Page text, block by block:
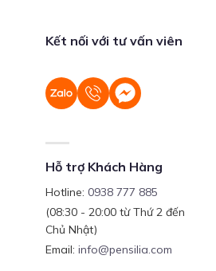
Kết nối với tư vấn viên
Hỗ trợ Khách Hàng
Hotline: 0938 777 885
(08:30 - 20:00 từ Thứ 2 đến
Chủ Nhật)
Email: info@pensilia.com